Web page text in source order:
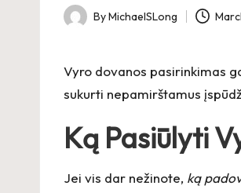
Posted
ByMichaelSLong
Vyro dovanos pasirinkimas
sukurti nepamirštamus
Ką Pasiūlyti
Jei vis dar nežinote, ką